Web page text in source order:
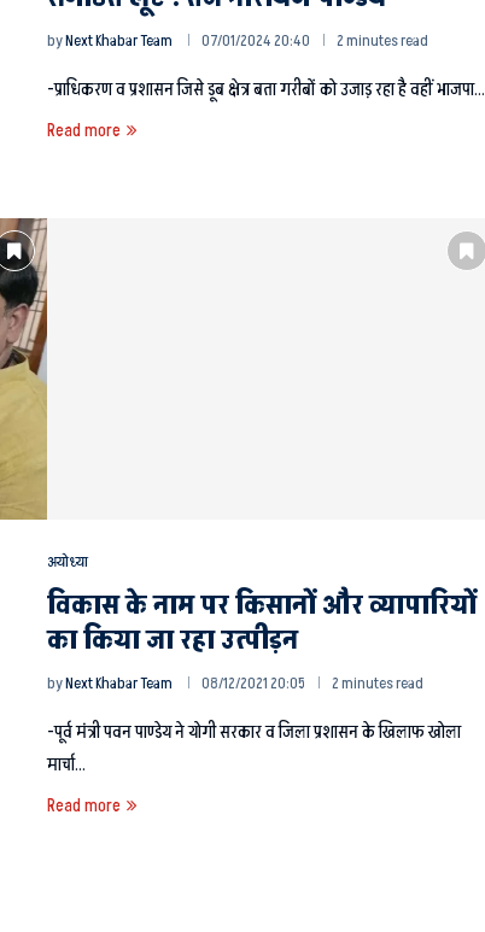
byNext Khabar Team 07/01/2024 20:40 2 minutes read
-प्राधिकरण व प्रशासन जिसे डूब क्षेत्र बता गरीबों को उजाड़ रहा है वहीं भाजपा…
Read more
अयोध्या
विकास के नाम पर किसानों और व्यापारियों
का किया जा रहा उत्पीड़न
byNext Khabar Team 08/12/2021 20:05 2 minutes read
-पूर्व मंत्री पवन पाण्डेय ने योगी सरकार व जिला प्रशासन के खिलाफ खोला
मार्चा…
Read more